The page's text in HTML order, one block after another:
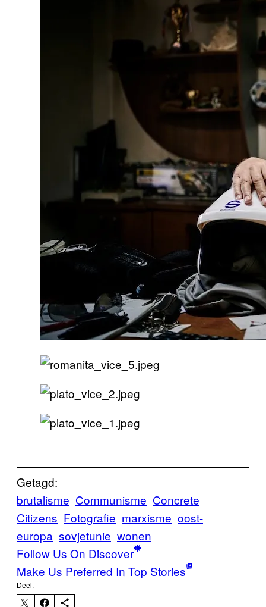
Getagd:
brutalisme Communisme Concrete
Citizens Fotografie marxisme oost-
europa sovjetunie wonen
Follow Us On Discover
Make Us Preferred In Top Stories
Deel: